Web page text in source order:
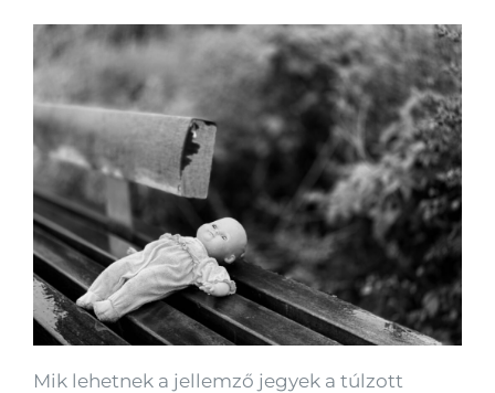
Mik lehetnek a jellemző jegyek a túlzott